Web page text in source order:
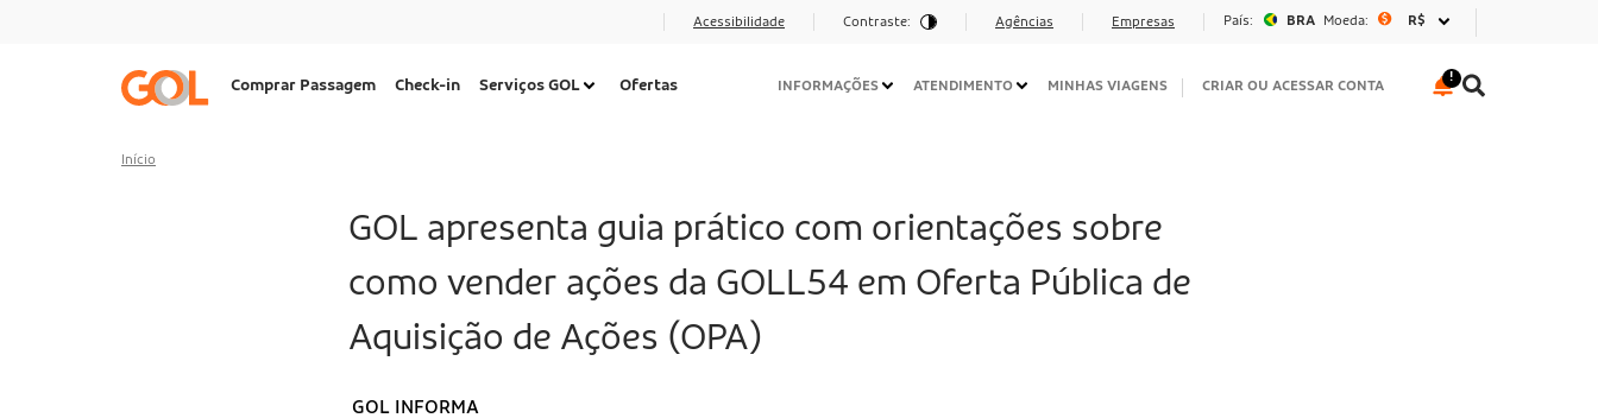
Acessibilidade Contraste: Agências Empresas País: BRA Moeda: R$
Navegação
Comprar Passagem Check-in Serviços GOL Ofertas
Navegação
INFORMAÇÕES ATENDIMENTO MINHAS VIAGENS CRIAR OU ACESSAR CONTA
Início
GOL apresenta guia prático com orientações sobre
como vender ações da GOLL54 em Oferta Pública de
Aquisição de Ações (OPA)
GOL INFORMA